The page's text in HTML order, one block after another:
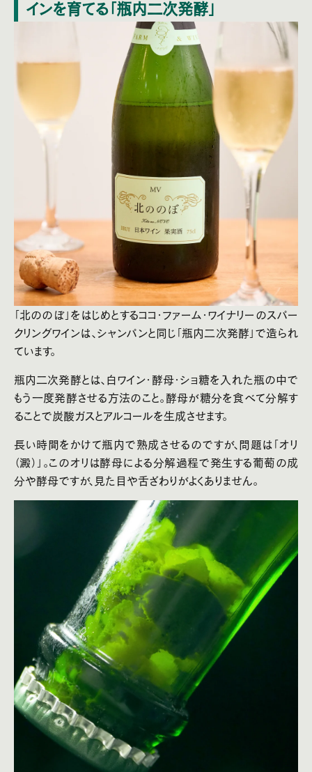
インを育てる「瓶内二次発酵」
「北ののぼ」をはじめとするココ・ファーム・ワイナリーのスパー
クリングワインは、シャンパンと同じ「瓶内二次発酵」で造られ
ています。
瓶内二次発酵とは、白ワイン・酵母・ショ糖を入れた瓶の中で
もう一度発酵させる方法のこと。酵母が糖分を食べて分解す
ることで炭酸ガスとアルコールを生成させます。
長い時間をかけて瓶内で熟成させるのですが、問題は「オリ
（澱）」。このオリは酵母による分解過程で発生する葡萄の成
分や酵母ですが、見た目や舌ざわりがよくありません。